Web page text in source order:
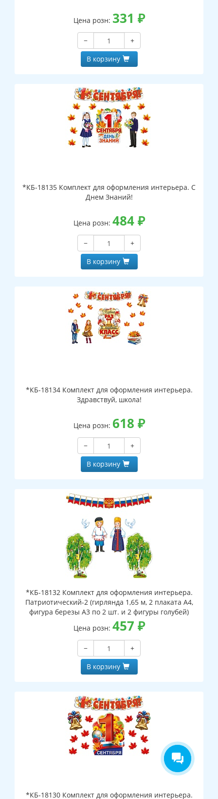
Цена розн: 331 ₽
−
+
В корзину
*КБ-18135 Комплект для оформления интерьера. С
Днем Знаний!
Цена розн: 484₽
−
+
В корзину
*КБ-18134 Комплект для оформления интерьера.
Здравствуй, школа!
Цена розн: 618 ₽
−
+
В корзину
*КБ-18132 Комплект для оформления интерьера.
Патриотический-2 (гирлянда 1,65 м, 2 плаката А4,
фигура березы А3 по 2 шт. и 2 фигуры голубей)
Цена розн: 457 ₽
−
+
В корзину
*КБ-18130 Комплект для оформления интерьера.